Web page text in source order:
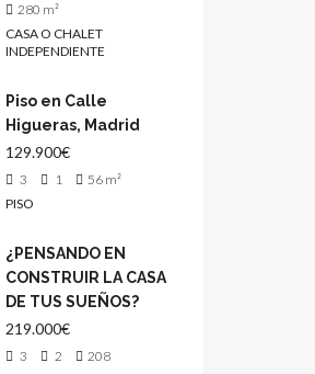
280 m²
CASA O CHALET
INDEPENDIENTE
Piso en Calle
Higueras, Madrid
129.900€
3 1 56 m²
PISO
¿PENSANDO EN
CONSTRUIR LA CASA
DE TUS SUEÑOS?
219.000€
3 2
208